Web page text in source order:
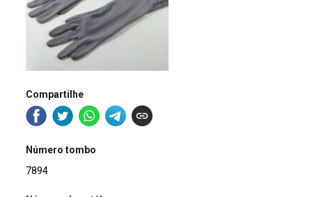
Compartilhe
Número tombo
7894